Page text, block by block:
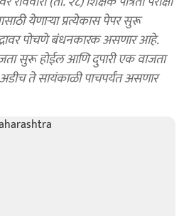
येणाऱ्या प्रत्येकास पेपर सुरू
पोचणे बंधनकारक असणार आहे.
सुरू होईल आणि दुपारी एक वाजता
ते सायंकाळी पाचपर्यंत असणार